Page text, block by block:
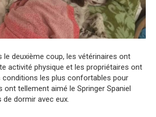
le deuxième coup, les vétérinaires ont
activité physique et les propriétaires ont
conditions les plus confortables pour
ont tellement aimé le Springer Spaniel
de dormir avec eux.